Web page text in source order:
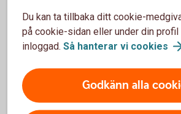
ett företag. Dessutom finns det så klart
riskkapitalföretag och affärsänglar som
finansierar företag, berättar Frida.
Finansiera med
Crowdfundning är också ett alternativ
Du kan ta tillbaka ditt cookie-
på cookie-sidan eller under din profil
inloggad. Så hanterar vi cookies
Godkänn alla